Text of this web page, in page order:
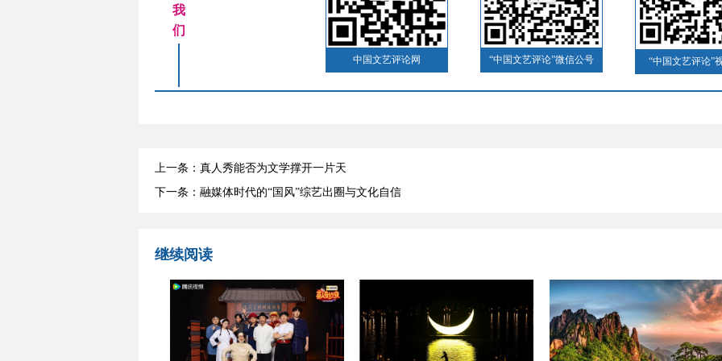
我
们
中国文艺评论网 “中国文艺评论”微信公号 “中国文艺评论”
上一条：真人秀能否为文学撑开一片天
下一条：融媒体时代的“国风”综艺出圈与文化自信
继续阅读